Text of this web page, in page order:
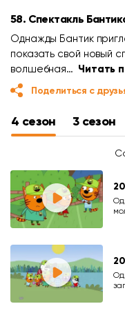
58. Спектакль
Однажды Бантик
показать свой новый
волшебная… Читать
Поделиться с
4 сезон 3 сезон